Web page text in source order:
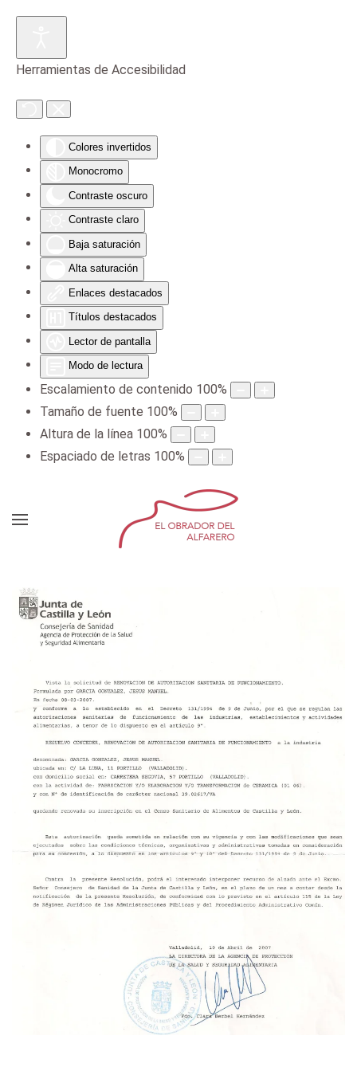
Herramientas de Accesibilidad
Colores invertidos
Monocromo
Contraste oscuro
Contraste claro
Baja saturación
Alta saturación
Enlaces destacados
Títulos destacados
Lector de pantalla
Modo de lectura
Escalamiento de contenido 100%
Tamaño de fuente 100%
Altura de la línea 100%
Espaciado de letras 100%